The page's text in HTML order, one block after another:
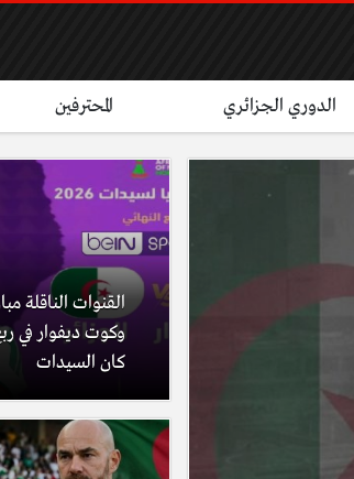
الدوري الجزائري المحترفين
القنوات الناقلة
وكوت ديفوار في
كان السيدات